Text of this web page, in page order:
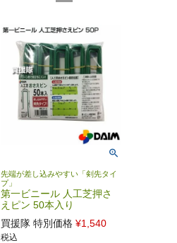
先端が差し込みやすい「剣先タイ
プ」
第一ビニール 人工芝押さ
えピン 50本入り
買援隊 特別価格 ¥1,540
税込